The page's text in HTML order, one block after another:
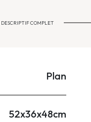
DESCRIPTIF COMPLET
Plan
52x36x48cm